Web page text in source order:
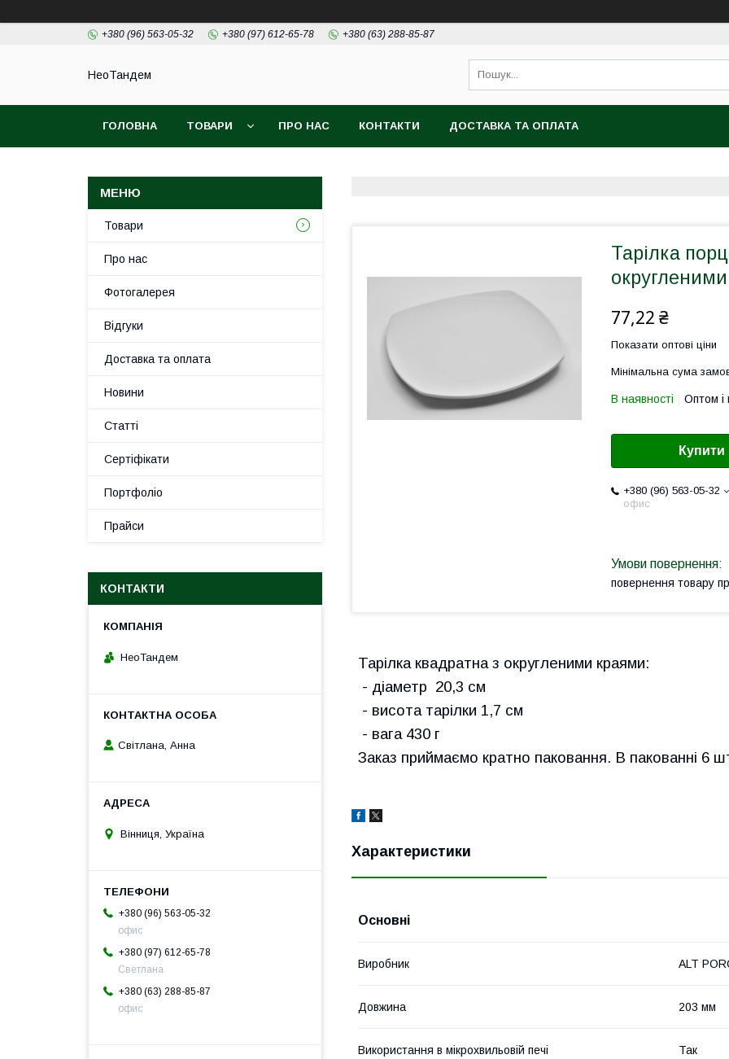
+380 (96) 563-05-32 +380 (97) 612-65-78 +380 (63) 288-85-87
НеоТандем
ГОЛОВНА ТОВАРИ ПРО НАС КОНТАКТИ ДОСТАВКА ТА ОПЛАТА
Тарілка
77,22 ₴
Показати оптові ціни
Мінімальна сума
В наявності Оптом і
Купити
+380 (96) 563-05-32
офис
повернення товару
Тарілка квадратна з округленими краями:
- діаметр 20,3 см
- висота тарілки 1,7 см
- вага 430 г
Заказ приймаємо кратно паковання. В пакованні 6
Характеристики
Основні
Виробник ALT
Довжина 203 мм
Використання в мікрохвильовій печі Так
Товари
Про нас
Фотогалерея
Відгуки
Доставка та оплата
Новини
Статті
Сертіфікати
Портфоліо
Прайси
КОНТАКТИ
НеоТандем
Світлана, Анна
Вінниця, Україна
+380 (96) 563-05-32
офис
+380 (97) 612-65-78
Светлана
+380 (63) 288-85-87
офис